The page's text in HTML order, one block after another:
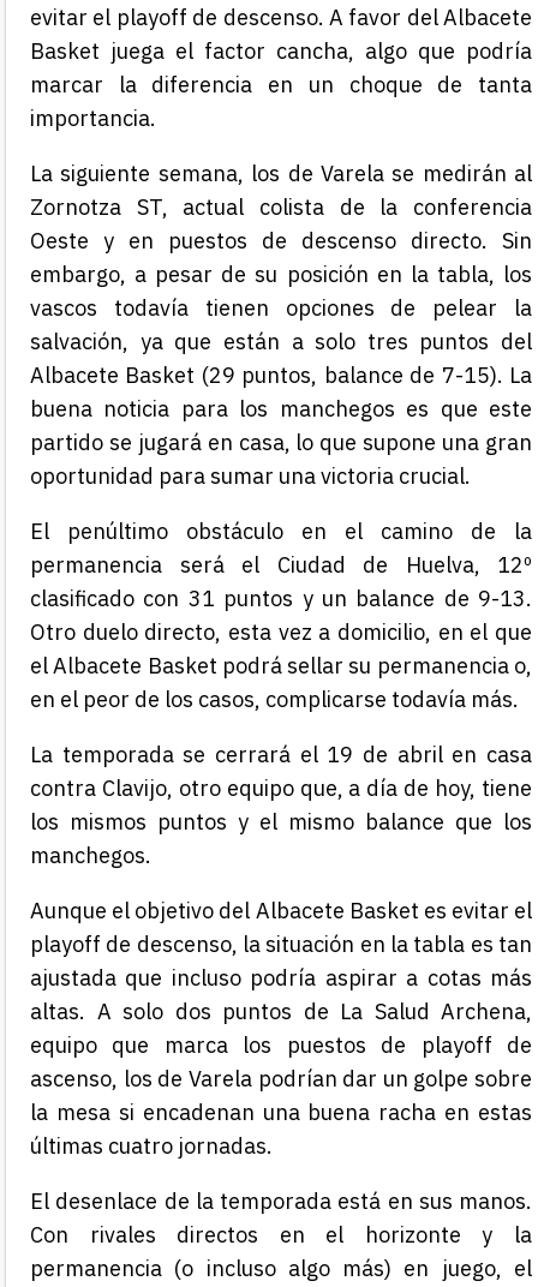
evitar el playoff de descenso. A favor del Albacete
Basket juega el factor cancha, algo que podría
marcar la diferencia en un choque de tanta
importancia.
La siguiente semana, los de Varela se medirán al
Zornotza ST, actual colista de la conferencia
Oeste y en puestos de descenso directo. Sin
embargo, a pesar de su posición en la tabla, los
vascos todavía tienen opciones de pelear la
salvación, ya que están a solo tres puntos del
Albacete Basket (29 puntos, balance de 7-15). La
buena noticia para los manchegos es que este
partido se jugará en casa, lo que supone una gran
oportunidad para sumar una victoria crucial.
El penúltimo obstáculo en el camino de la
permanencia será el Ciudad de Huelva, 12º
clasificado con 31 puntos y un balance de 9-13.
Otro duelo directo, esta vez a domicilio, en el que
el Albacete Basket podrá sellar su permanencia o,
en el peor de los casos, complicarse todavía más.
La temporada se cerrará el 19 de abril en casa
contra Clavijo, otro equipo que, a día de hoy, tiene
los mismos puntos y el mismo balance que los
manchegos.
Aunque el objetivo del Albacete Basket es evitar el
playoff de descenso, la situación en la tabla es tan
ajustada que incluso podría aspirar a cotas más
altas. A solo dos puntos de La Salud Archena,
equipo que marca los puestos de playoff de
ascenso, los de Varela podrían dar un golpe sobre
la mesa si encadenan una buena racha en estas
últimas cuatro jornadas.
El desenlace de la temporada está en sus manos.
Con rivales directos en el horizonte y la
permanencia (o incluso algo más) en juego, el